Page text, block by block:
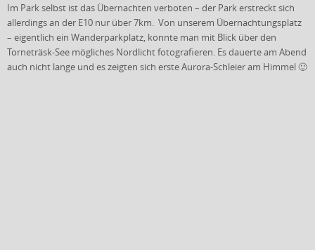
Im Park selbst ist das Übernachten verboten – der Park erstreckt sich
allerdings an der E10 nur über 7km. Von unserem Übernachtungsplatz
– eigentlich ein Wanderparkplatz, konnte man mit Blick über den
Torneträsk-See mögliches Nordlicht fotografieren. Es dauerte am Abend
auch nicht lange und es zeigten sich erste Aurora-Schleier am Himmel 🙂